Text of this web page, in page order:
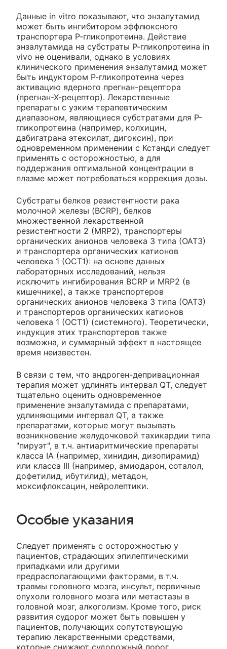
Данные in vitro показывают, что энзалутамид
может быть ингибитором эффлюксного
транспортера Р-гликопротеина. Действие
энзалутамида на субстраты Р-гликопротеина in
vivo не оценивали, однако в условиях
клинического применения энзалутамид может
быть индуктором Р-гликопротеина через
активацию ядерного прегнан-рецептора
(прегнан-Х-рецептор). Лекарственные
препараты с узким терапевтическим
диапазоном, являющиеся субстратами для Р-
гликопротеина (например, колхицин,
дабигатрана этексилат, дигоксин), при
одновременном применении с Кстанди следует
применять с осторожностью, а для
поддержания оптимальной концентрации в
плазме может потребоваться коррекция дозы.
Субстраты белков резистентности рака
молочной железы (BCRP), белков
множественной лекарственной
резистентности 2 (MRP2), транспортеры
органических анионов человека 3 типа (ОАТ3)
и транспортера органических катионов
человека 1 (ОСТ1): на основе данных
лабораторных исследований, нельзя
исключить ингибирования BCRP и MRP2 (в
кишечнике), а также транспортеров
органических анионов человека 3 типа (ОАТ3)
и транспортеров органических катионов
человека 1 (ОСТ1) (системного). Теоретически,
индукция этих транспортеров также
возможна, и суммарный эффект в настоящее
время неизвестен.
В связи с тем, что андроген-депривационная
терапия может удлинять интервал QT, следует
тщательно оценить одновременное
применение энзалутамида с препаратами,
удлиняющими интервал QT, а также
препаратами, которые могут вызывать
возникновение желудочковой тахикардии типа
"пируэт", в т.ч. антиаритмические препараты
класса IA (например, хинидин, дизопирамид)
или класса III (например, амиодарон, соталол,
дофетилид, ибутилид), метадон,
моксифлоксацин, нейролептики.
Особые указания
Следует применять с осторожностью у
пациентов, страдающих эпилептическими
припадками или другими
предрасполагающими факторами, в т.ч.
травмы головного мозга, инсульт, первичные
опухоли головного мозга или метастазы в
головной мозг, алкоголизм. Кроме того, риск
развития судорог может быть повышен у
пациентов, получающих сопутствующую
терапию лекарственными средствами,